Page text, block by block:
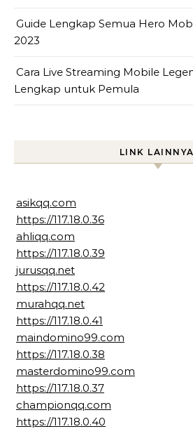
Guide Lengkap Semua Hero
2023
Cara Live Streaming Mobile
Lengkap untuk Pemula
LINK LAINNYA
asikqq.com
https://117.18.0.36
ahliqq.com
https://117.18.0.39
jurusqq.net
https://117.18.0.42
murahqq.net
https://117.18.0.41
maindomino99.com
https://117.18.0.38
masterdomino99.com
https://117.18.0.37
championqq.com
https://117.18.0.40